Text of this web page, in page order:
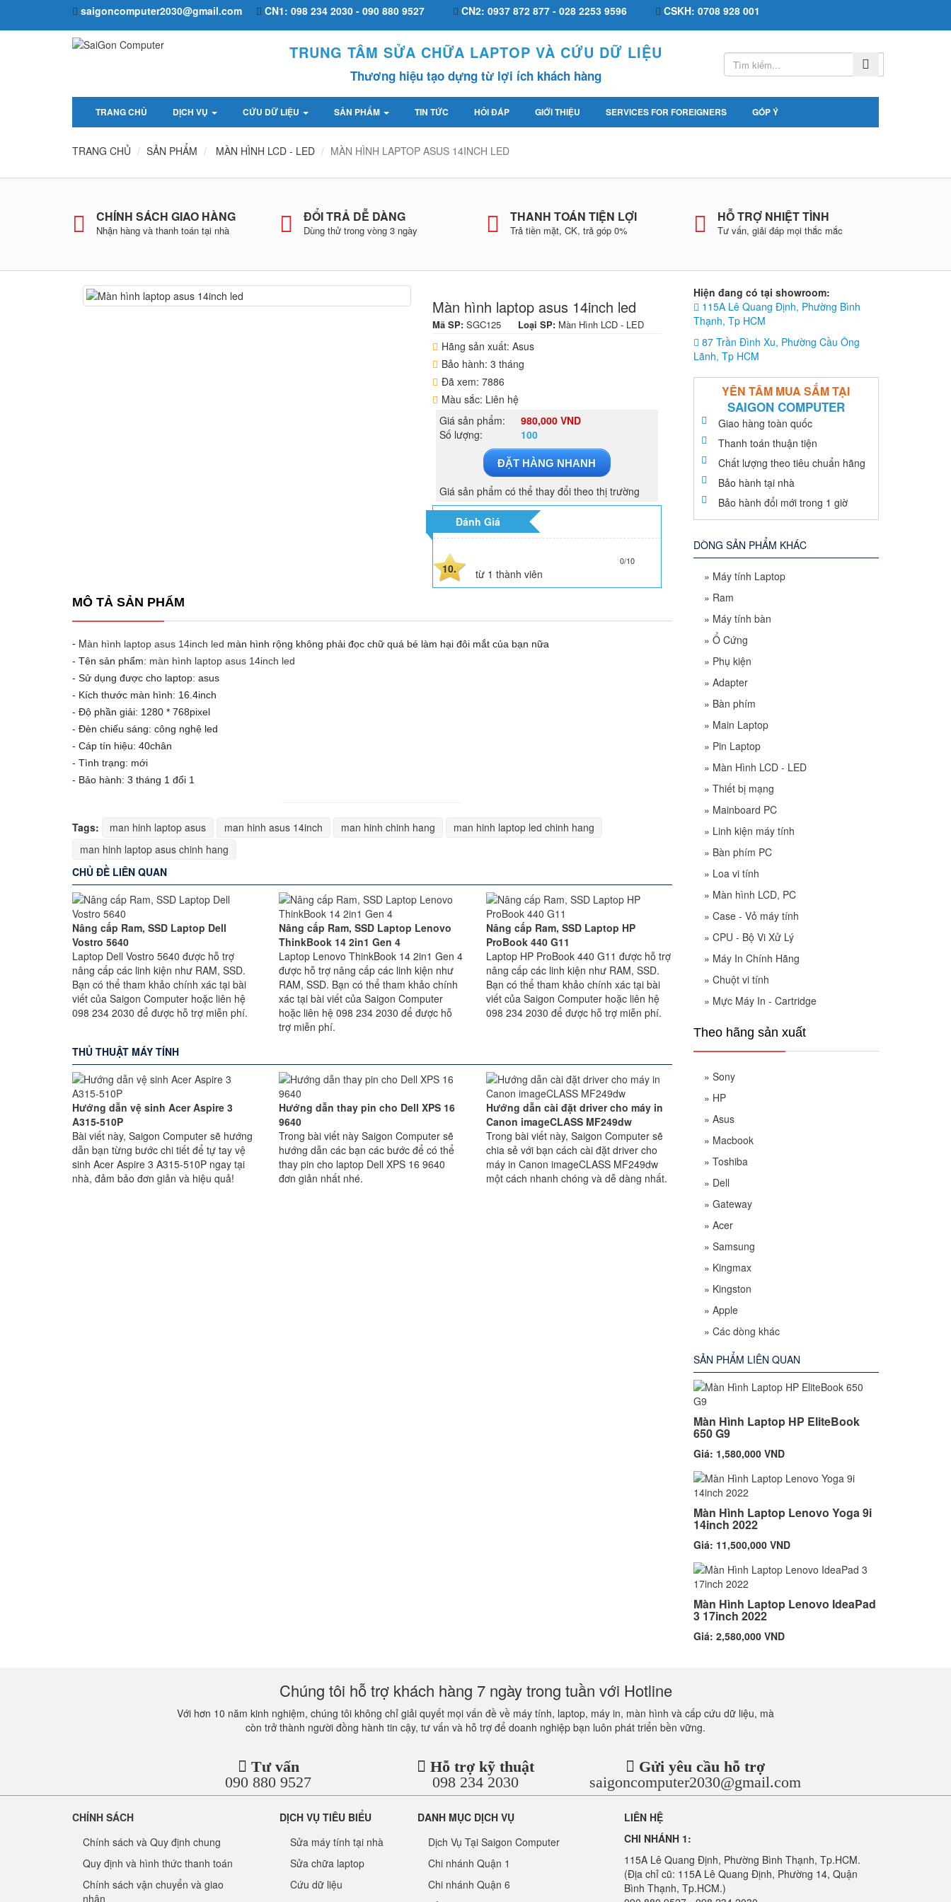
saigoncomputer2030@gmail.com CN1: 098 234 2030 - 090 880 9527 CN2: 0937 872 877 - 028 2253 9596 CSKH: 0708 928 001
TRUNG TÂM SỬA CHỮA LAPTOP VÀ CỨU DỮ LIỆU
Thương hiệu tạo dựng từ lợi ích khách hàng
TRANG CHỦ DỊCH VỤ CỨU DỮ LIỆU SẢN PHẨM TIN TỨC HỎI ĐÁP GIỚI THIỆU SERVICES FOR FOREIGNERS GÓP Ý
TRANG CHỦ SẢN PHẨM MÀN HÌNH LCD - LED MÀN HÌNH LAPTOP ASUS 14INCH LED
CHÍNH SÁCH GIAO HÀNG
Nhận hàng và thanh toán tại nhà
ĐỔI TRẢ DỄ DÀNG
Dùng thử trong vòng 3 ngày
THANH TOÁN TIỆN LỢI
Trả tiền mặt, CK, trả góp 0%
HỖ TRỢ NHIỆT TÌNH
Tư vấn, giải đáp mọi thắc mắc
Màn hình laptop asus 14inch led
Mã SP:SGC125 Loại SP: Màn Hình LCD - LED
Hãng sản xuất: Asus
Bảo hành: 3 tháng
Đã xem: 7886
Màu sắc: Liên hệ
Giá sản phẩm:
980,000 VND
Số lượng:
100
ĐẶT HÀNG NHANH
Giá sản phẩm có thể thay đổi theo thị trường
Đánh Giá
10.
0/10
từ 1 thành viên
MÔ TẢ SẢN PHẨM
- Màn hình laptop asus 14inch led màn hình rộng không phải đọc chữ quá bé làm hại đôi mắt của bạn nữa
- Tên sản phẩm: màn hình laptop asus 14inch led
- Sử dụng được cho laptop: asus
- Kích thước màn hình: 16.4inch
- Độ phần giải: 1280 * 768pixel
- Đèn chiếu sáng: công nghệ led
- Cáp tín hiệu: 40chân
- Tình trạng: mới
- Bảo hành: 3 tháng 1 đổi 1
Tags: man hinh laptop asus man hinh asus 14inch man hinh chinh hang
man hinh laptop led chinh hang
man hinh laptop asus chinh hang
CHỦ ĐỀ LIÊN QUAN
Nâng cấp Ram, SSD Laptop Dell
Vostro 5640
Laptop Dell Vostro 5640 được hỗ trợ
nâng cấp các linh kiện như RAM, SSD.
Bạn có thể tham khảo chính xác tại bài
viết của Saigon Computer hoặc liên hệ
098 234 2030 để được hỗ trợ miễn phí.
Nâng cấp Ram, SSD Laptop Lenovo
ThinkBook 14 2in1 Gen 4
Laptop Lenovo ThinkBook 14 2in1 Gen 4
được hỗ trợ nâng cấp các linh kiện như
RAM, SSD. Bạn có thể tham khảo chính
xác tại bài viết của Saigon Computer
hoặc liên hệ 098 234 2030 để được hỗ
trợ miễn phí.
Nâng cấp Ram, SSD Laptop HP
ProBook 440 G11
Laptop HP ProBook 440 G11 được hỗ trợ
nâng cấp các linh kiện như RAM, SSD.
Bạn có thể tham khảo chính xác tại bài
viết của Saigon Computer hoặc liên hệ
098 234 2030 để được hỗ trợ miễn phí.
THỦ THUẬT MÁY TÍNH
Hướng dẫn vệ sinh Acer Aspire 3
A315-510P
Bài viết này, Saigon Computer sẽ hướng
dẫn bạn từng bước chi tiết để tự tay vệ
sinh Acer Aspire 3 A315-510P ngay tại
nhà, đảm bảo đơn giản và hiệu quả!
Hướng dẫn thay pin cho Dell XPS 16
9640
Trong bài viết này Saigon Computer sẽ
hướng dẫn các bạn các bước để có thể
thay pin cho laptop Dell XPS 16 9640
đơn giản nhất nhé.
Hướng dẫn cài đặt driver cho máy in
Canon imageCLASS MF249dw
Trong bài viết này, Saigon Computer sẽ
chia sẻ với bạn cách cài đặt driver cho
máy in Canon imageCLASS MF249dw
một cách nhanh chóng và dễ dàng nhất.
Hiện đang có tại showroom:
115A Lê Quang Định, Phường Bình
Thạnh, Tp HCM
87 Trần Đình Xu, Phường Cầu Ông
Lãnh, Tp HCM
YÊN TÂM MUA SẮM TẠI
SAIGON COMPUTER
Giao hàng toàn quốc
Thanh toán thuận tiện
Chất lượng theo tiêu chuẩn hãng
Bảo hành tại nhà
Bảo hành đổi mới trong 1 giờ
DÒNG SẢN PHẨM KHÁC
» Máy tính Laptop
» Ram
» Máy tính bàn
» Ổ Cứng
» Phụ kiện
» Adapter
» Bàn phím
» Main Laptop
» Pin Laptop
» Màn Hình LCD - LED
» Thiết bị mạng
» Mainboard PC
» Linh kiện máy tính
» Bàn phím PC
» Loa vi tính
» Màn hình LCD, PC
» Case - Vỏ máy tính
» CPU - Bộ Vi Xử Lý
» Máy In Chính Hãng
» Chuột vi tính
» Mực Máy In - Cartridge
Theo hãng sản xuất
» Sony
» HP
» Asus
» Macbook
» Toshiba
» Dell
» Gateway
» Acer
» Samsung
» Kingmax
» Kingston
» Apple
» Các dòng khác
SẢN PHẨM LIÊN QUAN
Màn Hình Laptop HP EliteBook
650 G9
Giá: 1,580,000 VND
Màn Hình Laptop Lenovo Yoga 9i
14inch 2022
Giá: 11,500,000 VND
Màn Hình Laptop Lenovo IdeaPad
3 17inch 2022
Giá: 2,580,000 VND
Chúng tôi hỗ trợ khách hàng 7 ngày trong tuần với Hotline
Với hơn 10 năm kinh nghiệm, chúng tôi không chỉ giải quyết mọi vấn đề về máy tính, laptop, máy in, màn hình và cấp cứu dữ liệu, mà
còn trở thành người đồng hành tin cậy, tư vấn và hỗ trợ để doanh nghiệp bạn luôn phát triển bền vững.
Tư vấn
090 880 9527
Hỗ trợ kỹ thuật
098 234 2030
Gửi yêu cầu hỗ trợ
saigoncomputer2030@gmail.com
CHÍNH SÁCH
Chính sách và Quy định chung
Quy định và hình thức thanh toán
Chính sách vận chuyển và giao
nhận
DỊCH VỤ TIÊU BIỂU
Sửa máy tính tại nhà
Sửa chữa laptop
Cứu dữ liệu
DANH MỤC DỊCH VỤ
Dịch Vụ Tại Saigon Computer
Chi nhánh Quận 1
Chi nhánh Quận 6
LIÊN HỆ
CHI NHÁNH 1:
115A Lê Quang Định, Phường Bình Thạnh, Tp.HCM.
(Địa chỉ cũ: 115A Lê Quang Định, Phường 14, Quận
Bình Thạnh, Tp.HCM.)